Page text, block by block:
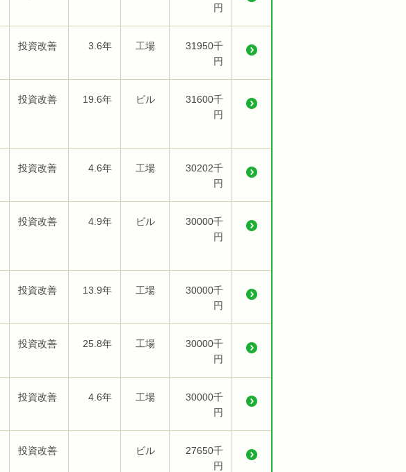
円
投資改善 3.6年 工場
31950千
円
投資改善 19.6年 ビル
31600千
円
投資改善 4.6年 工場
30202千
円
投資改善 4.9年 ビル
30000千
円
投資改善 13.9年 工場
30000千
円
投資改善 25.8年 工場
30000千
円
投資改善 4.6年 工場
30000千
円
投資改善 ビル
27650千
円